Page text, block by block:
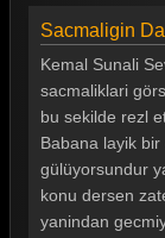
Güldür
Güldür
Güldür
Güldür
Güldür
Sacmaligin
Kemal Sunali
sacmaliklari
bu sekilde rezl
Babana layik
gülüyorsundur
konu dersen
yanindan